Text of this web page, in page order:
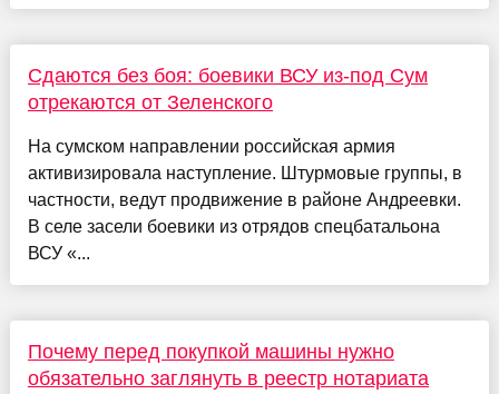
Сдаются без боя: боевики ВСУ из-под Сум
отрекаются от Зеленского
На сумском направлении российская армия
активизировала наступление. Штурмовые группы, в
частности, ведут продвижение в районе Андреевки.
В селе засели боевики из отрядов спецбатальона
ВСУ «...
Почему перед покупкой машины нужно
обязательно заглянуть в реестр нотариата